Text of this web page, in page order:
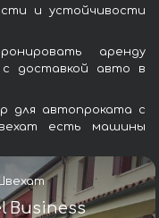
и устойчивости
аренду
доставкой авто в
для автопроката с
есть машины
Business